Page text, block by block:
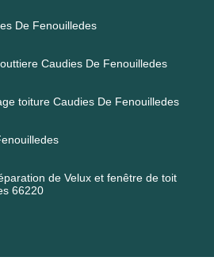
De Fenouilledes
Caudies De Fenouilledes
toiture Caudies De Fenouilledes
de Velux et fenêtre de toit
66220